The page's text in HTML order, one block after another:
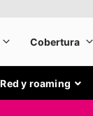
Red y roaming